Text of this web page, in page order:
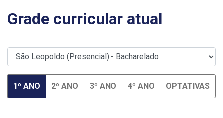
Grade curricular atual
1º ANO 2º ANO 3º ANO 4º ANO OPTATIVAS